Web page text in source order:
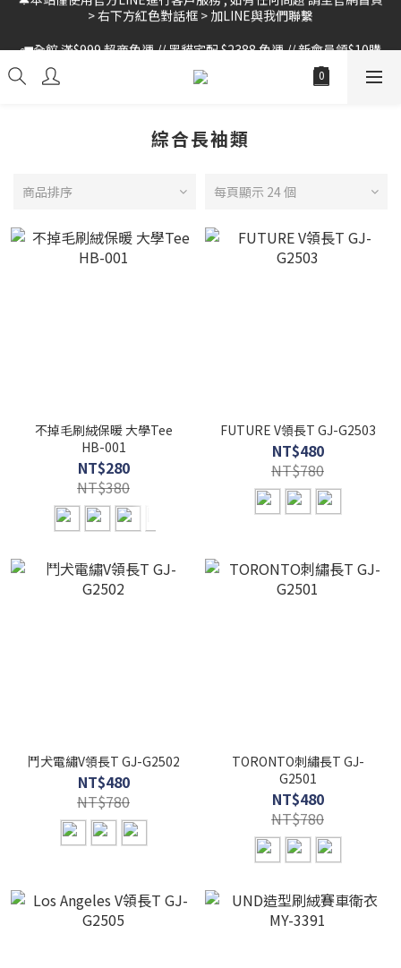
🚛全館 滿$999 超商免運 // 黑貓宅配 $2388 免運 // 新會員領$10購
物金
綜合長袖類
商品排序 每頁顯示 24 個
不掉毛刷絨保暖 大學Tee
HB-001
NT$280
NT$380
FUTURE V領長T GJ-G2503
NT$480
NT$780
鬥犬電繡V領長T GJ-G2502
NT$480
NT$780
TORONTO刺繡長T GJ-
G2501
NT$480
NT$780